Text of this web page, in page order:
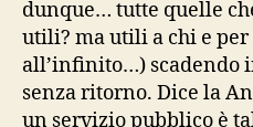
dunque… tutte quelle
utili? ma utili a chi e per
all’infinito…) scadendo
senza ritorno. Dice la
un servizio pubblico è